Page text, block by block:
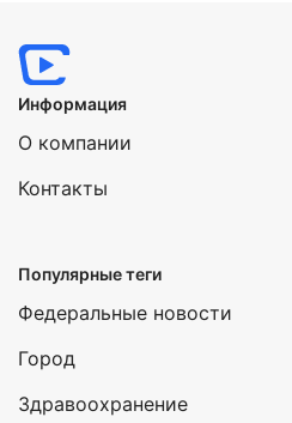
Информация
О компании
Контакты
Популярные теги
Федеральные новости
Город
Здравоохранение